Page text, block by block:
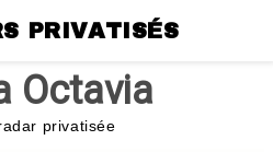
PRIVATISÉS
Octavia
privatisée